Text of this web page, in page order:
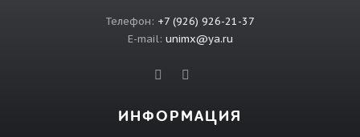
Телефон: +7 (926) 926-21-37
E-mail: unimx@ya.ru
ИНФОРМАЦИЯ